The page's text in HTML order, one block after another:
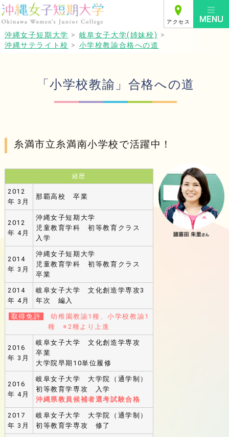
アクセス
沖縄女子短期大学 > 岐阜女子大学(姉妹校) >
沖縄サテライト校 > 小学校教諭合格への道
「小学校教諭」合格への道
糸満市立糸満南小学校で活躍中！
経歴
2012
年 3月
那覇高校 卒業
2012
年 4月
沖縄女子短期大学
児童教育学科 初等教育クラス
入学
2014
年 3月
沖縄女子短期大学
児童教育学科 初等教育クラス
卒業
2014
年 4月
岐阜女子大学 文化創造学専攻3
年次 編入
取得免許
幼稚園教諭1種、小学校教諭1
種 ※2種より上進
2016
年 3月
岐阜女子大学 文化創造学専攻
卒業
大学院早期10単位履修
2016
年 4月
岐阜女子大学 大学院（通学制）
初等教育学専攻 入学
沖縄県教員候補者選考試験合格
2017
年 3月
岐阜女子大学 大学院（通学制）
初等教育学専攻 修了